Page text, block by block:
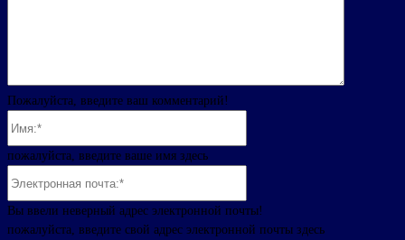
Пожалуйста, введите ваш комментарий!
пожалуйста, введите ваше имя здесь
Вы ввели неверный адрес электронной почты!
пожалуйста, введите свой адрес электронной почты здесь